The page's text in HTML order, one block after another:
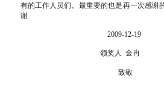
有的工作人员们。最重要的也是再一次感
谢
2009-12-19
领奖人 金冉
致敬